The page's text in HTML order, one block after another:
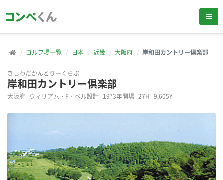
ゴルフ場一覧 日本 近畿 大阪府 岸和田カントリー倶楽部
きしわだかんとりーくらぶ
岸和田カントリー倶楽部
大阪府 ウィリアム・F・ベル設計 1973年開場 27H 9,605Y